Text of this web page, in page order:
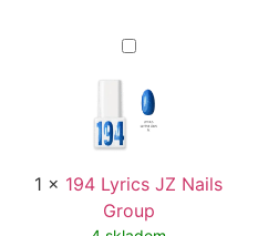
194
Lyrics
JZ
Nails
Group
1 × 194 Lyrics JZ Nails
Group